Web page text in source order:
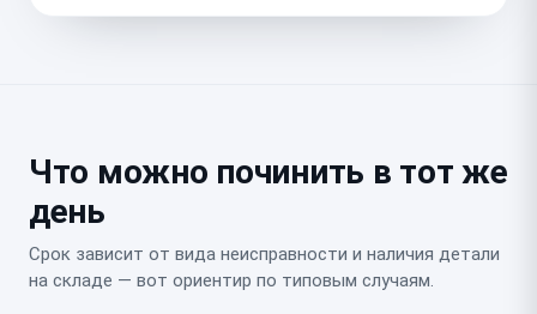
Что можно починить в тот же
день
Срок зависит от вида неисправности и наличия детали
на складе — вот ориентир по типовым случаям.